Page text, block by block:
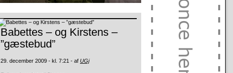
Babettes – og Kirstens –
”gæstebud”
29. december 2009 - kl. 7:21 - af UGj